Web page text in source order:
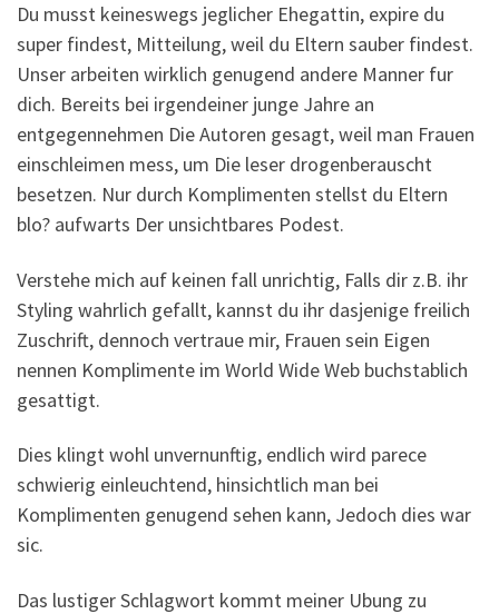
Du musst keineswegs jeglicher Ehegattin, expire du
super findest, Mitteilung, weil du Eltern sauber findest.
Unser arbeiten wirklich genugend andere Manner fur
dich. Bereits bei irgendeiner junge Jahre an
entgegennehmen Die Autoren gesagt, weil man Frauen
einschleimen mess, um Die leser drogenberauscht
besetzen. Nur durch Komplimenten stellst du Eltern
blo? aufwarts Der unsichtbares Podest.
Verstehe mich auf keinen fall unrichtig, Falls dir z.B. ihr
Styling wahrlich gefallt, kannst du ihr dasjenige freilich
Zuschrift, dennoch vertraue mir, Frauen sein Eigen
nennen Komplimente im World Wide Web buchstablich
gesattigt.
Dies klingt wohl unvernunftig, endlich wird parece
schwierig einleuchtend, hinsichtlich man bei
Komplimenten genugend sehen kann, Jedoch dies war
sic.
Das lustiger Schlagwort kommt meiner Ubung zu